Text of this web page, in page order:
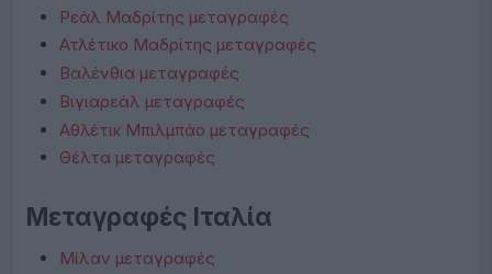
Ρεάλ Μαδρίτης μεταγραφές
Ατλέτικο Μαδρίτης μεταγραφές
Βαλένθια μεταγραφές
Βιγιαρεάλ μεταγραφές
Αθλέτικ Μπιλμπάο μεταγραφές
Θέλτα μεταγραφές
Μεταγραφές Ιταλία
Μίλαν μεταγραφές